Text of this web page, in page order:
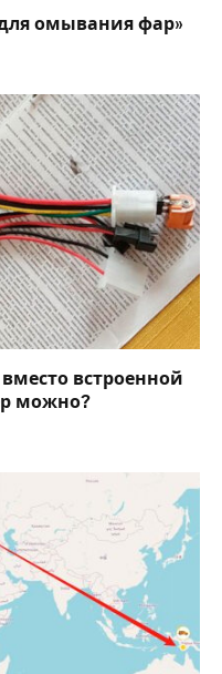
омывания фар»
встроенной
можно?